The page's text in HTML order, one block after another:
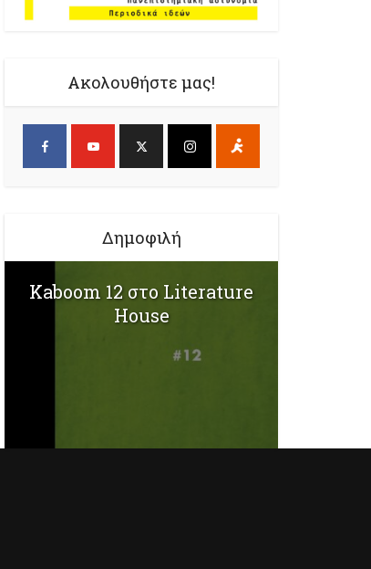
Ακολουθήστε μας!
Δημοφιλή
Kaboom 12 στο Literature
House